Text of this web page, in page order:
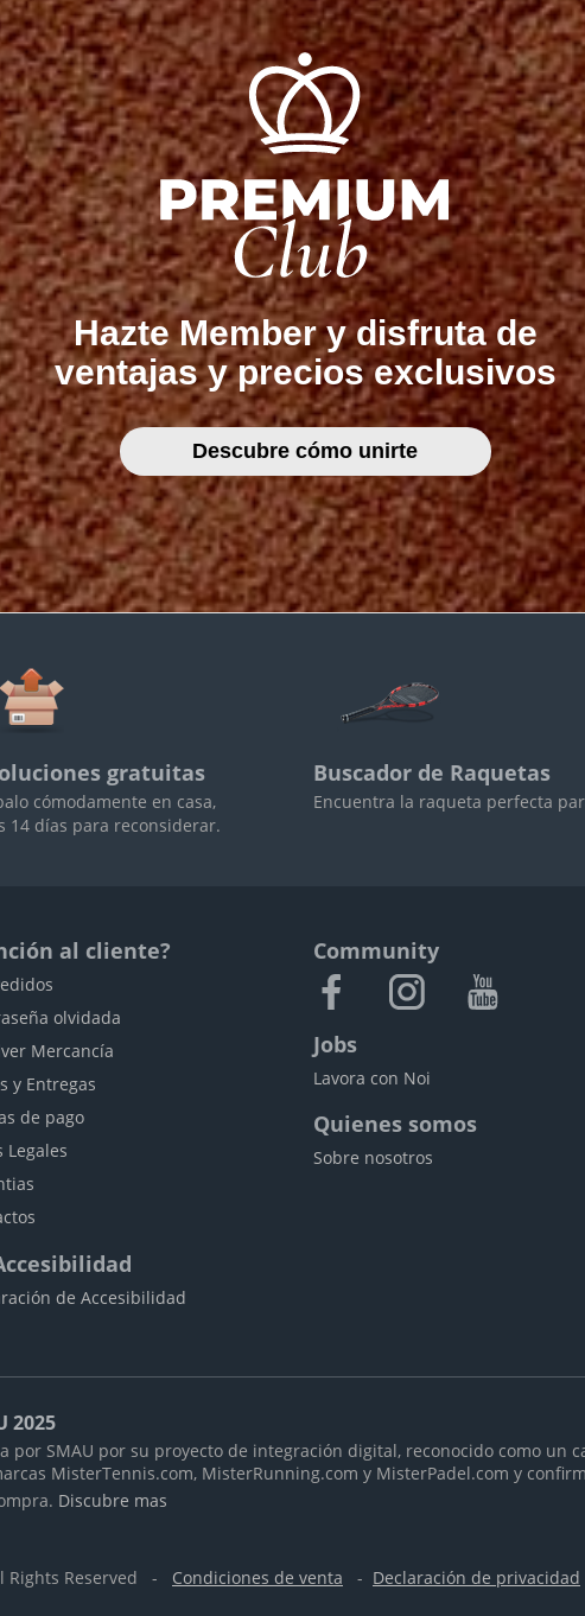
Hazte Member y disfruta de
ventajas y precios exclusivos
Descubre cómo unirte
gratuitas
cómodamente en casa,
14 días para reconsiderar.
Buscador de Raquetas
Encuentra la raqueta perfecta
al cliente?
olvidada
Mercancía
y Entregas
de pago
Legales
de Accesibilidad
Community
Jobs
Lavora con Noi
Quienes somos
Sobre nosotros
2025
por SMAU por su proyecto de integración digital, reconocido como un
MisterTennis.com, MisterRunning.com y MisterPadel.com y
Discubre mas
Rights Reserved - Condiciones de venta - Declaración de privacidad